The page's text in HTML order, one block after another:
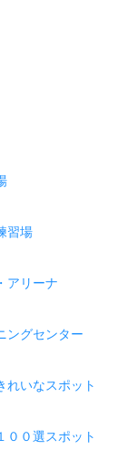
習場
アリーナ
ングセンター
れいなスポット
００選スポット